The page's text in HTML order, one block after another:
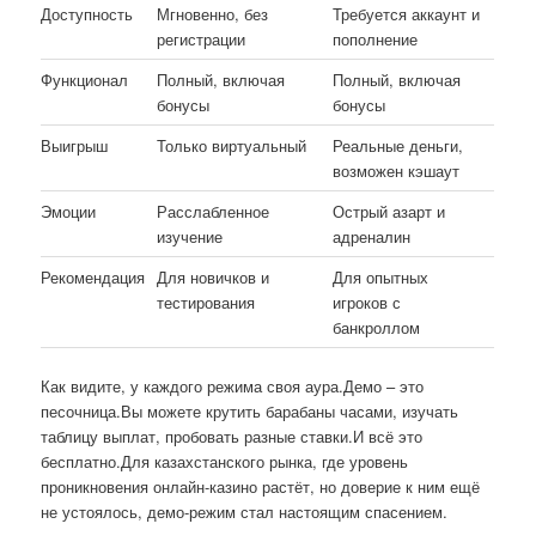
Доступность
Мгновенно, без
регистрации
Требуется аккаунт и
пополнение
Функционал
Полный, включая
бонусы
Полный, включая
бонусы
Выигрыш
Только виртуальный
Реальные деньги,
возможен кэшаут
Эмоции
Расслабленное
изучение
Острый азарт и
адреналин
Рекомендация Для новичков и
тестирования
Для опытных
игроков с
банкроллом
Как видите, у каждого режима своя аура.Демо – это
песочница.Вы можете крутить барабаны часами, изучать
таблицу выплат, пробовать разные ставки.И всё это
бесплатно.Для казахстанского рынка, где уровень
проникновения онлайн-казино растёт, но доверие к ним ещё
не устоялось, демо-режим стал настоящим спасением.